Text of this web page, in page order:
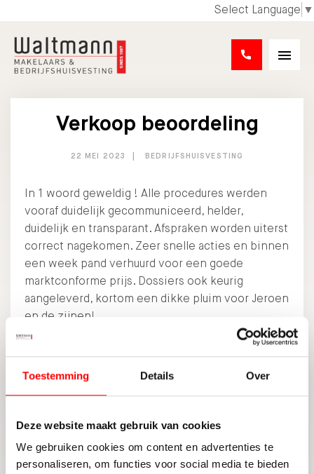
Toestemming Details Over
Deze website maakt gebruik van cookies
We gebruiken cookies om content en advertenties te
personaliseren, om functies voor social media te bieden
Select Language ▼
Verkoop beoordeling
22 MEI 2023 BEDRIJFSHUISVESTING
In 1 woord geweldig ! Alle procedures werden
vooraf duidelijk gecommuniceerd, helder,
duidelijk en transparant. Afspraken worden uiterst
correct nagekomen. Zeer snelle acties en binnen
een week pand verhuurd voor een goede
marktconforme prijs. Dossiers ook keurig
aangeleverd, kortom een dikke pluim voor Jeroen
en de zijnen!
Bedrijfshuisvesting
Floridadreef 66 c